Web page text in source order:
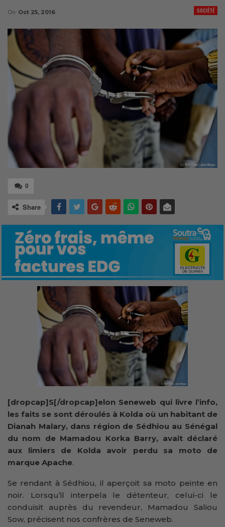
SOCIÉTÉ
On Oct 25, 2016
0
Share
[dropcap]S[/dropcap]elon Seneweb qui livre l’info,
les faits se sont déroulés à Kolda où un habitant de
Dianah Malary, dans région de Sédhiou au Sénégal
du nom de Mamadou Korka Barry, avait déclaré
aux limiers de Kolda avoir perdu sa moto de
marque Apache.
Se rendant à Sédhiou, il aperçoit sa moto peinte en
noir. Lorsqu’il interpela le détenteur, celui-ci le
conduisit auprès du revendeur, Mamadou Saliou
Sow, précisent nos confrères de Seneweb.